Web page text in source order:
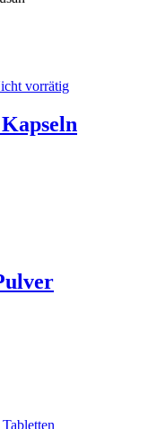
vorrätig